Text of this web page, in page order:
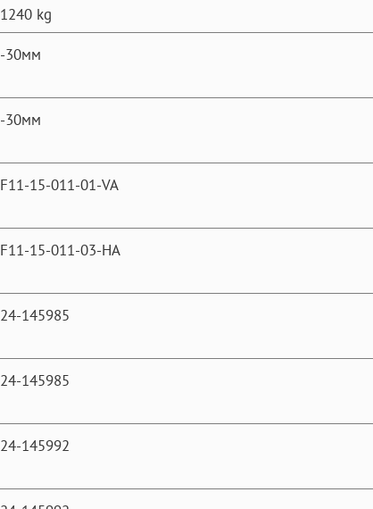
1240 kg
-30мм
-30мм
F11-15-011-01-VA
F11-15-011-03-HA
24-145985
24-145985
24-145992